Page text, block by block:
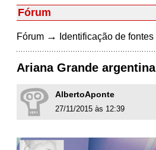
Fórum
Fórum → Identificação de fontes
Ariana Grande argentina
AlbertoAponte
27/11/2015 às 12:39